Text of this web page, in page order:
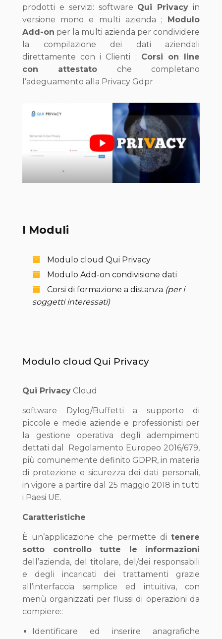
prodotti e servizi: software Qui Privacy in
versione mono e multi azienda ; Modulo
Add-on per la multi azienda per condividere
la compilazione dei dati aziendali
direttamente con i Clienti ; Corsi on line
con attestato che completano
l’adeguamento alla Privacy Gdpr
I Moduli
Modulo cloud Qui Privacy
Modulo Add-on condivisione dati
Corsi di formazione a distanza (per i
soggetti interessati)
Modulo cloud Qui Privacy
Qui Privacy Cloud
software Dylog/Buffetti a supporto di
piccole e medie aziende e professionisti per
la gestione operativa degli adempimenti
dettati dal Regolamento Europeo 2016/679,
più comunemente definito GDPR, in materia
di protezione e sicurezza dei dati personali,
in vigore a partire dal 25 maggio 2018 in tutti
i Paesi UE.
Caratteristiche
È un’applicazione che permette di tenere
sotto controllo tutte le informazioni
dell’azienda, del titolare, del/dei responsabili
e degli incaricati dei trattamenti grazie
all’interfaccia semplice ed intuitiva, con
menù organizzati per flussi di operazioni da
compiere::
Identificare ed inserire anagrafiche